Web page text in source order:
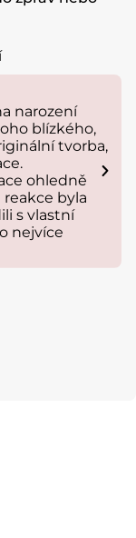
narození
blízkého,
tvorba,
ohledně
byla
s vlastní
nejvíce